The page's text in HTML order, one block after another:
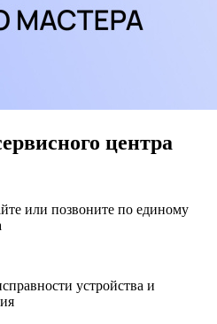
центра
или позвоните по единому
устройства и